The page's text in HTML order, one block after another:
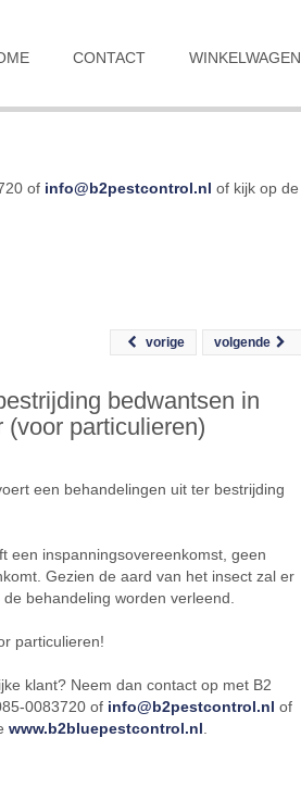
CONTACT WINKELWAGEN
of info@b2pestcontrol.nl of kijk op de
volgende
vorige
bedwantsen in
(voor particulieren)
een behandelingen uit ter bestrijding
een inspanningsovereenkomst, geen
Gezien de aard van het insect zal er
behandeling worden verleend.
particulieren!
klant? Neem dan contact op met B2
0083720 of info@b2pestcontrol.nl of
www.b2bluepestcontrol.nl